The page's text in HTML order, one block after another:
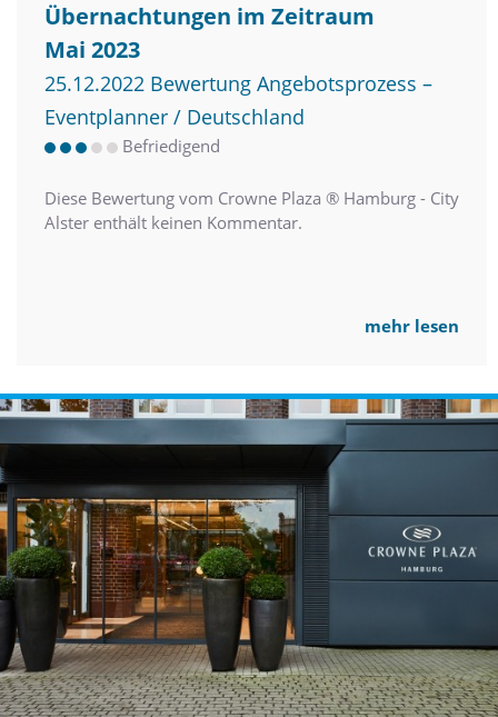
Übernachtungen im Zeitraum
Mai 2023
25.12.2022 Bewertung Angebotsprozess –
Eventplanner / Deutschland
Befriedigend
Diese Bewertung vom Crowne Plaza ® Hamburg - City
Alster enthält keinen Kommentar.
mehr lesen